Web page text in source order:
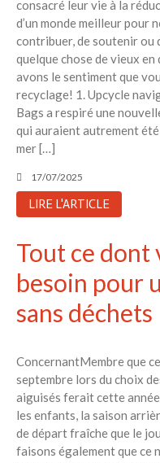
consacré leur vie à la
d’un monde meilleur pour
contribuer, de soutenir ou
quelque chose de vieux en
avons le sentiment que
recyclage! 1. Upcycle
Bags a respiré une
qui auraient autrement été
mer […]
17/07/2025
LIRE L'ARTICLE
Tout ce dont
besoin pour
sans déchets
ConcernantMembre que
septembre lors du choix
aiguisés ferait cette
les enfants, la saison
de départ fraîche que le
faisons également que ce